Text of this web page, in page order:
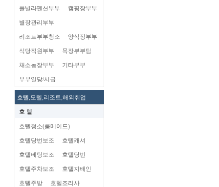
플빌라펜션부부 캠핑장부부
별장관리부부
리조트부부청소 양식장부부
식당직원부부 목장부부팀
채소농장부부 기타부부
부부일당/시급
호텔,모텔,리조트,해외취업
호 텔
호텔청소(룸메이드)
호텔당번보조 호텔캐셔
호텔베팅보조 호텔당번
호텔주차보조 호텔지배인
호텔주방 호텔조리사